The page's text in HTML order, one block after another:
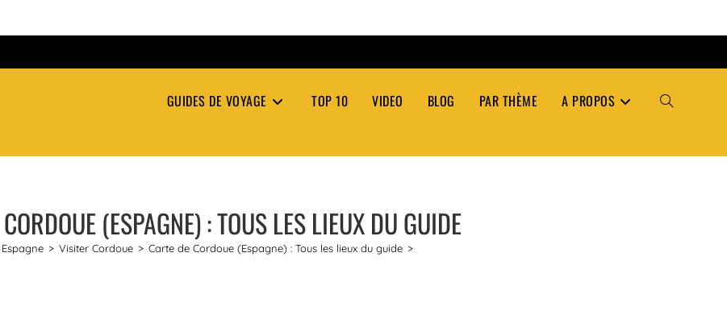
GUIDES DE VOYAGE TOP 10 VIDEO BLOG PAR THÈME A PROPOS TOGGLE
(ESPAGNE) : TOUS LES LIEUX DU GUIDE
Espagne > Visiter Cordoue > Carte de Cordoue (Espagne) : Tous les lieux du guide >